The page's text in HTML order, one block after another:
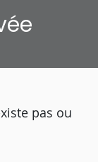
pas ou